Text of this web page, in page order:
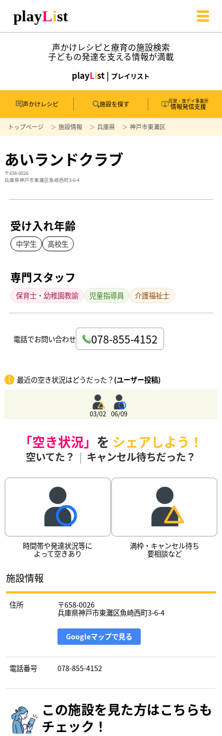
声かけレシピと療育の施設検索
子どもの発達を支える情報が満載
playList | プレイリスト
声かけレシピ 施設を探す 児発・放デイ事業所
情報発信支援
トップページ 施設情報 兵庫県 神戸市東灘区
あいランドクラブ
〒658-0026
兵庫県神戸市東灘区魚崎西町3-6-4
受け入れ年齢
中学生 高校生
専門スタッフ
保育士・幼稚園教諭 児童指導員 介護福祉士
電話でお問い合わせ 078-855-4152
最近の空き状況はどうだった？(ユーザー投稿)
03/02 06/09
「空き状況」 を シェアしよう！
空いてた？ | キャンセル待ちだった？
時間帯や発達状況等に
よって空きあり
満枠・キャンセル待ち
要相談など
施設情報
住所 〒658-0026
兵庫県神戸市東灘区魚崎西町3-6-4
Googleマップで見る
電話番号 078-855-4152
この施設を見た方はこちらも
チェック！